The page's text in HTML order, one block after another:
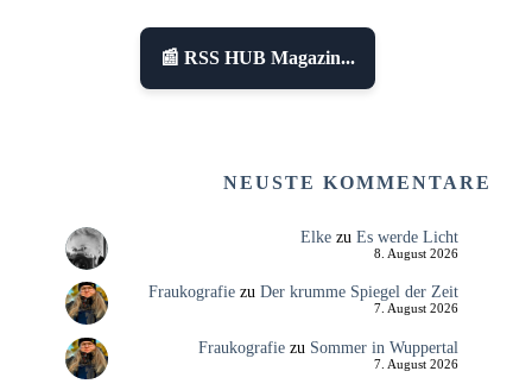
📰 RSS HUB Magazin...
NEUSTE KOMMENTARE
Elkezu Es werde Licht
8. August 2026
Fraukografiezu Der krumme Spiegel der Zeit
7. August 2026
Fraukografiezu Sommer in Wuppertal
7. August 2026